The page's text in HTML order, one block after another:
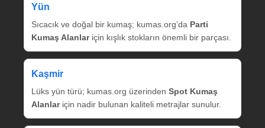
Yün
Sıcacık ve doğal bir kumaş; kumas.org’da Parti
Kumaş Alanlariçin kışlık stokların önemli bir parçası.
Kaşmir
Lüks yün türü; kumas.org üzerinden Spot Kumaş
Alanlariçin nadir bulunan kaliteli metrajlar sunulur.